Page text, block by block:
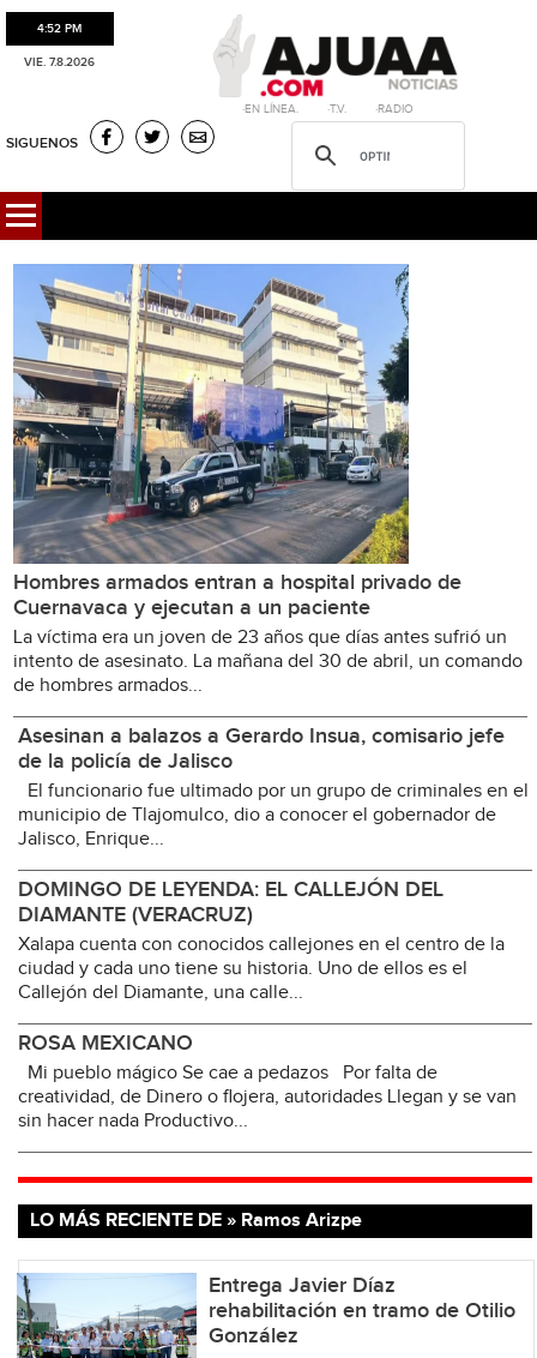
4:52 PM
VIE. 7.8.2026
·EN LÍNEA. ·T.V. ·RADIO
SIGUENOS
Hombres armados entran a hospital privado de
Cuernavaca y ejecutan a un paciente
La víctima era un joven de 23 años que días antes sufrió un
intento de asesinato. La mañana del 30 de abril, un comando
de hombres armados...
Asesinan a balazos a Gerardo Insua, comisario jefe
de la policía de Jalisco
El funcionario fue ultimado por un grupo de criminales en el
municipio de Tlajomulco, dio a conocer el gobernador de
Jalisco, Enrique...
DOMINGO DE LEYENDA: EL CALLEJÓN DEL
DIAMANTE (VERACRUZ)
Xalapa cuenta con conocidos callejones en el centro de la
ciudad y cada uno tiene su historia. Uno de ellos es el
Callejón del Diamante, una calle...
ROSA MEXICANO
Mi pueblo mágico Se cae a pedazos Por falta de
creatividad, de Dinero o flojera, autoridades Llegan y se van
sin hacer nada Productivo...
LO MÁS RECIENTE DE » Ramos Arizpe
Entrega Javier Díaz
rehabilitación en tramo de Otilio
González